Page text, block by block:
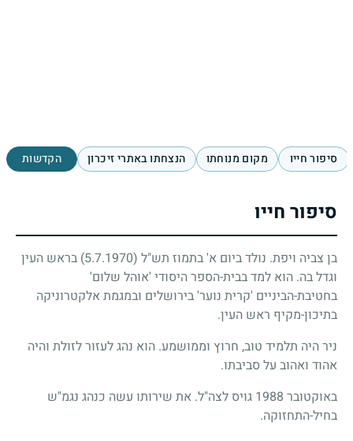
סיפור חייו מקום מנוחתו הנצחתו באתרי זיכרון הקדשות
סיפור חייו
בן צביה ויפת. נולד ביום א' בתמוז תש"ל (5.7.1970)
בראש העין
וגדל בה. הוא למד בבית-הספר היסודי 'אוהל שלום'
בחטיבת-הביניים 'קרית נוער' בירושלים ובמגמת אלקטרוניקה
בתיכון-מקיף ראש העין.
ניר היה תלמיד טוב, חרוץ וממושמע. הוא נהג לעזור לזולת והיה
אהוד ואהוב על סביבתו.
באוקטובר 1988 גויס לצה"ל. את שירותו עשה כנהג נגמ"ש
בחיל-התחזוקה.